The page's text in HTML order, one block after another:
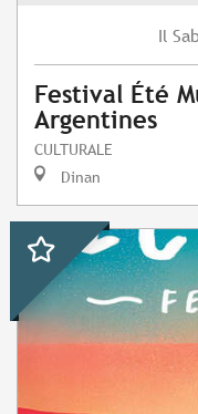
Il
Festival Été
Argentines
CULTURALE
Dinan